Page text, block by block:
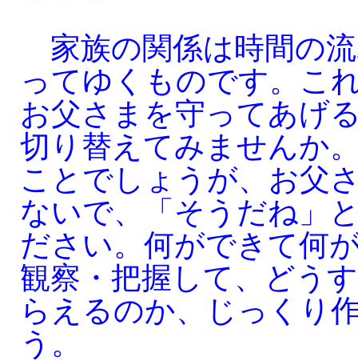
家族の関係は時間の
ってゆくものです。こ
お父さまを守ってあげ
切り替えてみませんか
ことでしょうが、お父
ないで、「そうだね」
ださい。何ができて何
観察・把握して、どう
らえるのか、じっくり
う。